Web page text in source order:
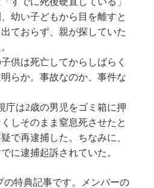
幼い子どもから目を離すと
ておらず、親が探していた
供は死亡してからしばらく
らか。事故なのか、事件な
庁は2歳の男児をゴミ箱に押
しそのまま窒息死させたと
で再逮捕した。ちなみに、
に逮捕起訴されていた。
の特典記事です。メンバーの